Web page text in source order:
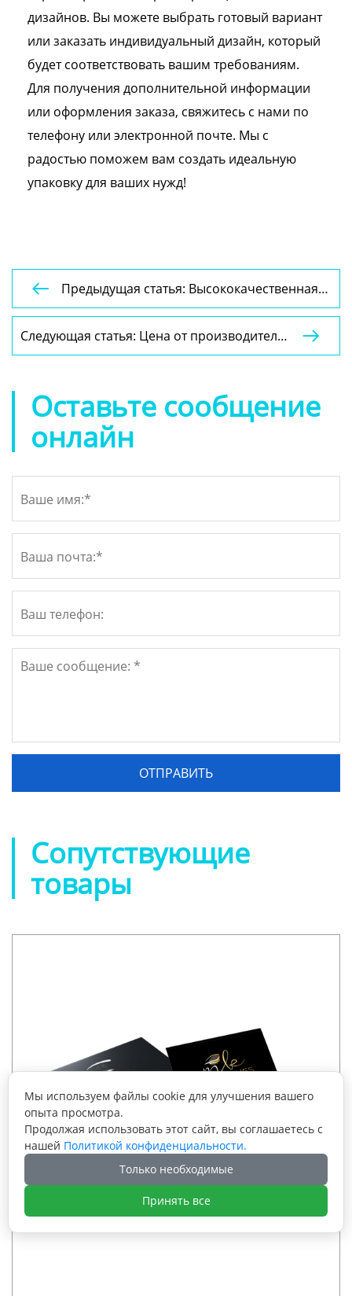
дизайнов. Вы можете выбрать готовый вариант
или заказать индивидуальный дизайн, который
будет соответствовать вашим требованиям.
Для получения дополнительной информации
или оформления заказа, свяжитесь с нами по
телефону или электронной почте. Мы с
радостью поможем вам создать идеальную
упаковку для ваших нужд!

Предыдущая статья: Высококачественная
бумажная коробка уникальной формы,
косметики
Следующая статья: Цена от производителя
на заказ: мягкий переплет, твердый

Оставьте сообщение
онлайн
Сопутствующие
товары
Мы используем файлы cookie для улучшения вашего
опыта просмотра.
Продолжая использовать этот сайт, вы соглашаетесь с
нашей Политикой конфиденциальности.
Только необходимые
Принять все